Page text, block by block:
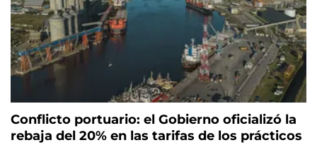
Conflicto portuario: el Gobierno oficializó la
rebaja del 20% en las tarifas de los prácticos